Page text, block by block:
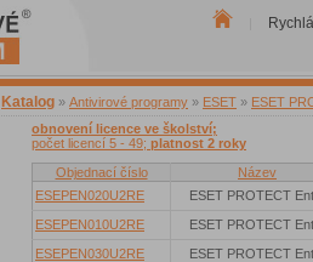
Katalog » Antivirové programy » ESET » ESET
obnovení licence ve školství;
počet licencí 5 - 49; platnost 2 roky
Objednací číslo
Název
ESEPEN020U2RE
ESET PROTECT
ESEPEN010U2RE
ESET PROTECT
ESEPEN030U2RE
ESET PROTECT